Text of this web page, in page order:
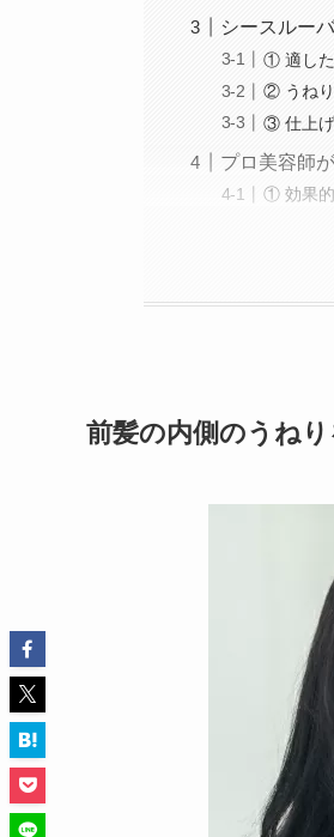
シースルー
① 適した
② うね
③ 仕上
プロ美容師
① 効果
前髪の内側のうね